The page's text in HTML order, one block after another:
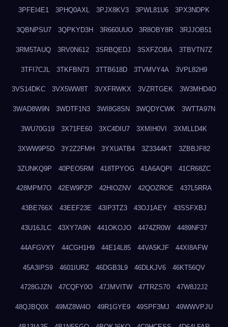
3PFEI4E1 3PHQ0AXL 3PJX8KV3 3PWL81U6 3PX3NDPK
3QBNPSU7 3QPKYD3H 3R660UUO 3R8OBY8R 3RJJOB51
3RM5TAUQ 3RV0N612 3SRBQEDJ 3SXFZOBA 3TBVTN7Z
3TFI7CJL 3TKFBN73 3TTB618D 3TVMVY4A 3VPL82H9
3VS14DKC 3VX5WW8T 3VXFRWKX 3VZRTGEK 3W3MHD4O
3WAD8W9N 3WDTF1N3 3WI8G8SN 3WQDYCWK 3WTTA97N
3WU70G19 3X71FE60 3XC4DIU7 3XMIH0VI 3XMLLD4K
3XWW9P5D 3Y2Z2FMH 3YXUATB4 3Z3344KT 3ZBBJF82
3ZUNKQ9P 40PEO5RM 418TPYOG 41A6AQPI 41CR68ZC
428MPM7O 42EW9PZP 42HIOZNV 42QOZROE 437L5RRA
43BE766X 43EEF23E 43IP3TZ3 43OJ1AEY 43SSFXBJ
43U16JLC 43XY7A9N 441OKOJO 4474ZR0W 4489NF37
44AFGVXY 44CGH1H9 44E14L85 44VA5KJF 44XI8AFW
45A3IPS9 4601IURZ 46DGB3L9 46DLKJV6 46KT56QV
4728GJZN 47CQFY0O 47JMVITW 47TRZS70 47W8J2J2
48QJBQ0X 49MZ8W4O 49R1GYE9 49SPF3MJ 49WWVPJU